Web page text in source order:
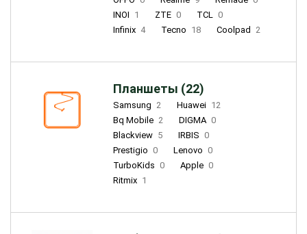
INOI 1 ZTE 0 TCL 0
Infinix 4 Tecno 18 Coolpad 2
Планшеты (22)
Samsung 2 Huawei 12
Bq Mobile 2 DIGMA 0
Blackview 5 IRBIS 0
Prestigio 0 Lenovo 0
TurboKids 0 Apple 0
Ritmix 1